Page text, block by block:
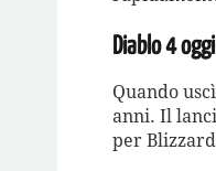
Diablo 4
Quando
anni. Il
per